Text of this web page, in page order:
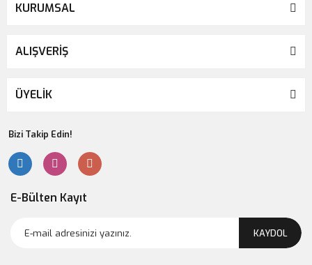
KURUMSAL
ALIŞVERİŞ
ÜYELİK
Bizi Takip Edin!
E-Bülten Kayıt
KAYDOL